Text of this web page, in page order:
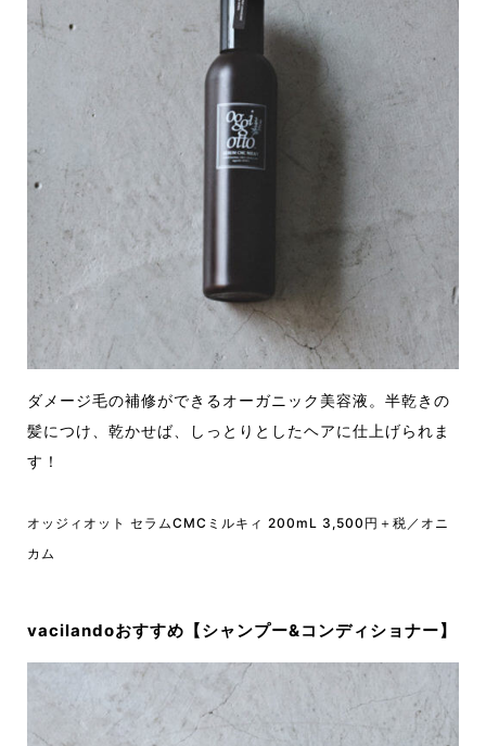
ダメージ毛の補修ができるオーガニック美容液。半乾きの
髪につけ、乾かせば、しっとりとしたヘアに仕上げられま
す！
オッジィオット セラムCMCミルキィ 200mL 3,500円＋税／オニ
カム
vacilandoおすすめ【シャンプー&コンディショナー】